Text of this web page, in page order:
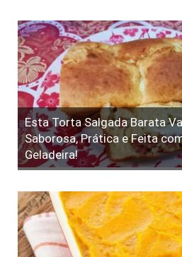
Esta Torta Salgada Barata
Saborosa, Prática e Feita
Geladeira!